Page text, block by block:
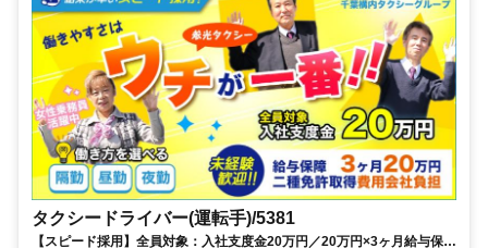
タクシードライバー(運転手)/5381
【スピード採用】全員対象：入社支度金20万円／20万円×3ヶ月給与保障